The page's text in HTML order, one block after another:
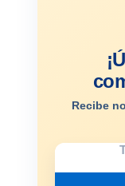
Recibe